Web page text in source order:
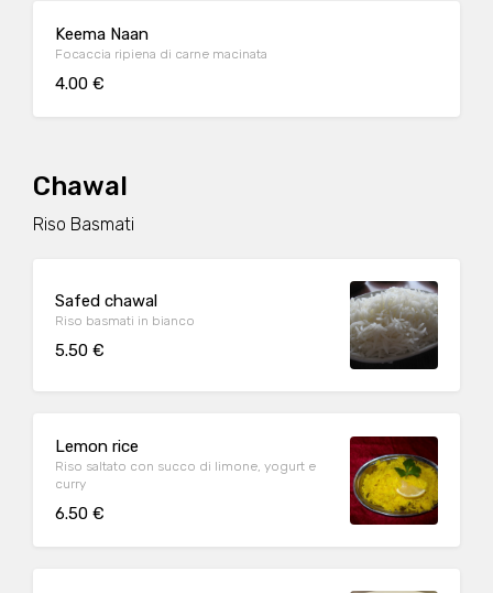
Keema Naan
Focaccia ripiena di carne macinata
4.00 €
Chawal
Riso Basmati
Safed chawal
Riso basmati in bianco
5.50 €
Lemon rice
Riso saltato con succo di limone, yogurt e
curry
6.50 €